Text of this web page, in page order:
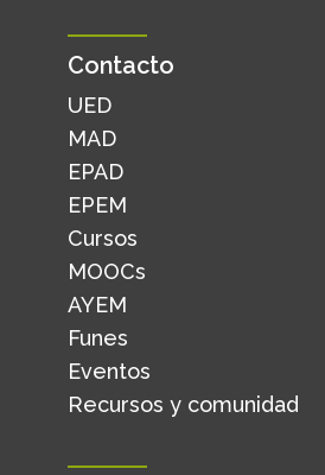
Contacto
UED
MAD
EPAD
EPEM
Cursos
MOOCs
AYEM
Funes
Eventos
Recursos y comunidad